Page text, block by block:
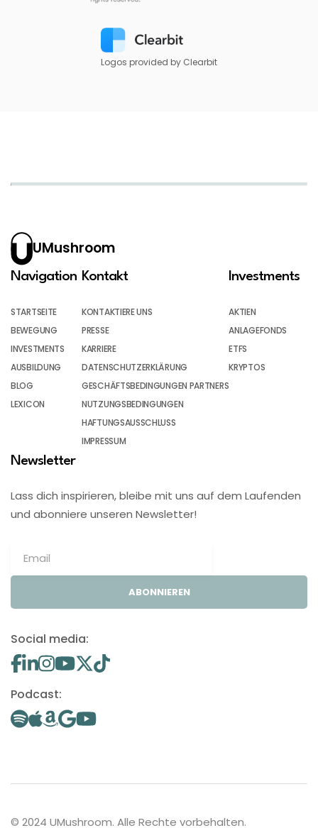
Logos provided by Clearbit
UMushroom
Navigation
STARTSEITE
BEWEGUNG
INVESTMENTS
AUSBILDUNG
BLOG
LEXICON
Kontakt
KONTAKTIERE UNS
PRESSE
KARRIERE
DATENSCHUTZERKLÄRUNG
GESCHÄFTSBEDINGUNGEN PARTNERS
NUTZUNGSBEDINGUNGEN
HAFTUNGSAUSSCHLUSS
IMPRESSUM
Investments
AKTIEN
ANLAGEFONDS
ETFS
KRYPTOS
Newsletter
Lass dich inspirieren, bleibe mit uns auf dem Laufenden
und abonniere unseren Newsletter!
ABONNIEREN
Social media:
Podcast:
© 2024 UMushroom. Alle Rechte vorbehalten.